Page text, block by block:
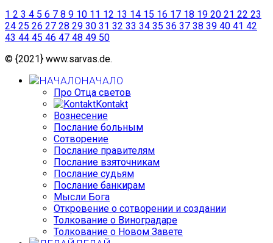
1 2 3 4 5 6 7 8 9 10 11 12 13 14 15 16 17 18 19 20 21 22 23
24 25 26 27 28 29 30 31 32 33 34 35 36 37 38 39 40 41 42
43 44 45 46 47 48 49 50
© {2021} www.sarvas.de.
НАЧАЛО
Про Отца светов
Kontakt
Вознесение
Послание больным
Сотворение
Послание правителям
Послание взяточникам
Послание судьям
Послание банкирам
Мысли Бога
Откровение о сотворении и создании
Толкование о Виноградаре
Толкование о Новом Завете